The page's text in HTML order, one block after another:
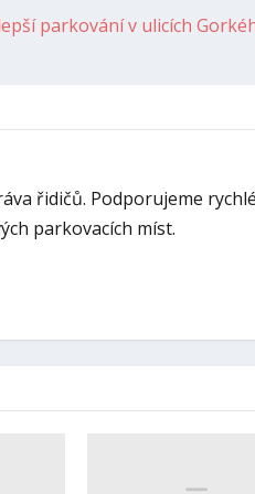
parkování v ulicích
řidičů. Podporujeme rychlé
parkovacích míst.